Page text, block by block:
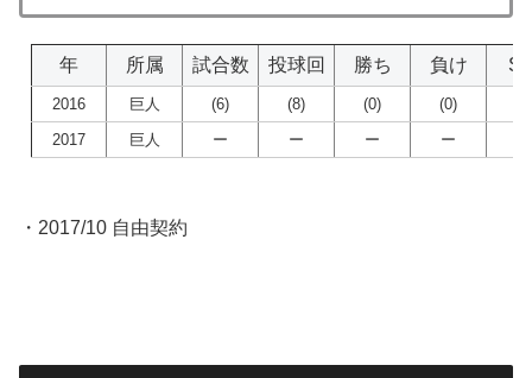
年 所属 試合数 投球回 勝ち 負け S
2016 巨人 (6) (8) (0) (0)
2017
巨人 ー ー ー ー
・2017/10 自由契約